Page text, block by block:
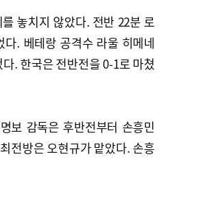
놓치지 않았다. 전반 22분 로
. 베테랑 공격수 라울 히메네
. 한국은 전반전을 0-1로 마쳤
보 감독은 후반전부터 손흥민
전방은 오현규가 맡았다. 손흥